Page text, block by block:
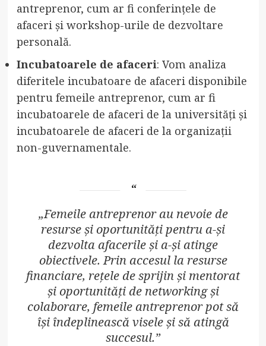
antreprenor, cum ar fi conferințele de
afaceri și workshop-urile de dezvoltare
personală.
Incubatoarele de afaceri: Vom analiza
diferitele incubatoare de afaceri disponibile
pentru femeile antreprenor, cum ar fi
incubatoarele de afaceri de la universități și
incubatoarele de afaceri de la organizații
non-guvernamentale.
„Femeile antreprenor au nevoie de
resurse și oportunități pentru a-și
dezvolta afacerile și a-și atinge
obiectivele. Prin accesul la resurse
financiare, rețele de sprijin și mentorat
și oportunități de networking și
colaborare, femeile antreprenor pot să
își îndeplinească visele și să atingă
succesul.”